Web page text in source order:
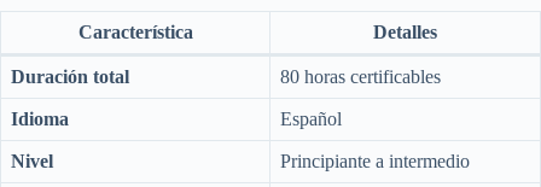
Característica Detalles
Duración total 80 horas certificables
Idioma Español
Nivel Principiante a intermedio